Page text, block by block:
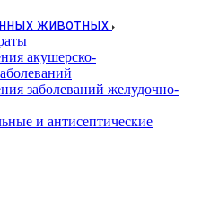
животных
акушерско-
заболеваний желудочно-
и антисептические